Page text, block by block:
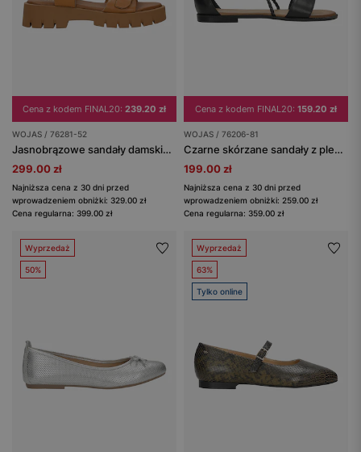
Cena z kodem FINAL20: 239.20 zł
WOJAS / 76281-52
Jasnobrązowe sandały damskie ze skóry licowej
299.00 zł
Najniższa cena z 30 dni przed
wprowadzeniem obniżki: 329.00 zł
Cena regularna: 399.00 zł
Cena z kodem FINAL20: 159.20 zł
WOJAS / 76206-81
Czarne skórzane sandały z plecionymi rzemykami
199.00 zł
Najniższa cena z 30 dni przed
wprowadzeniem obniżki: 259.00 zł
Cena regularna: 359.00 zł
Wyprzedaż
50%
Wyprzedaż
63%
Tylko online